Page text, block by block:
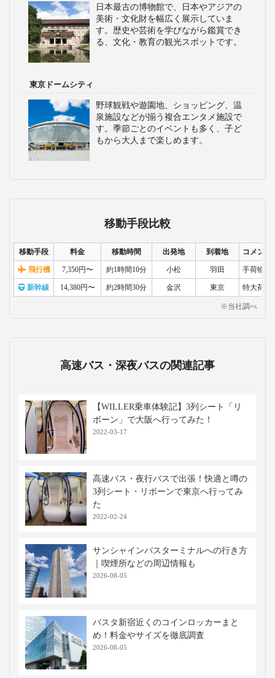
日本最古の博物館で、日本やアジアの
美術・文化財を幅広く展示していま
す。歴史や芸術を学びながら鑑賞でき
る、文化・教育の観光スポットです。
東京ドームシティ
野球観戦や遊園地、ショッピング、温
泉施設などが揃う複合エンタメ施設で
す。季節ごとのイベントも多く、子ど
もから大人まで楽しめます。
移動手段比較
移動手段 料金 移動時間 出発地 到着地 コメント
飛行機 7,350円〜 約1時間10分 小松 羽田 手荷物検
新幹線 14,380円〜 約2時間30分 金沢 東京 特大荷物
※当社調べ
高速バス・深夜バスの関連記事
【WILLER乗車体験記】3列シート「リ
ボーン」で大阪へ行ってみた！
2022-03-17
高速バス・夜行バスで出張！快適と噂の
3列シート・リボーンで東京へ行ってみ
た
2022-02-24
サンシャインバスターミナルへの行き方
｜喫煙所などの周辺情報も
2026-08-05
バスタ新宿近くのコインロッカーまと
め！料金やサイズを徹底調査
2026-08-05